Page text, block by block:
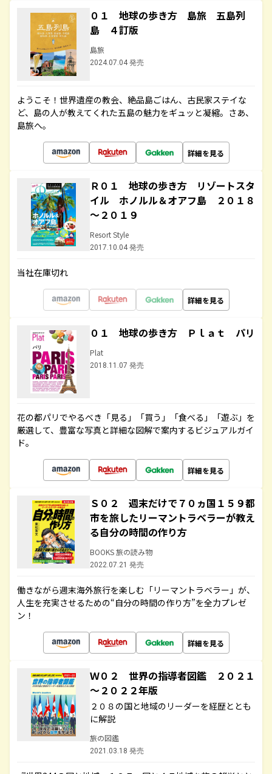
０１ 地球の歩き方 島旅 五島列
島 ４訂版
島旅
2024.07.04 発売
ようこそ！世界遺産の教会、絶品島ごはん、古民家ステイな
ど、島の人が教えてくれた五島の魅力をギュッと凝縮。さあ、
島旅へ。
詳細を見る
Ｒ０１ 地球の歩き方 リゾートスタ
イル ホノルル＆オアフ島 ２０１８
～２０１９
Resort Style
2017.10.04 発売
当社在庫切れ
詳細を見る
０１ 地球の歩き方 Ｐｌａｔ パリ
Plat
2018.11.07 発売
花の都パリでやるべき「見る」「買う」「食べる」「遊ぶ」を
厳選して、豊富な写真と詳細な図解で案内するビジュアルガイ
ド。
詳細を見る
Ｓ０２ 週末だけで７０ヵ国１５９都
市を旅したリーマントラベラーが教え
る自分の時間の作り方
BOOKS 旅の読み物
2022.07.21 発売
働きながら週末海外旅行を楽しむ「リーマントラベラー」が、
人生を充実させるための“自分の時間の作り方”を全力プレゼ
ン！
詳細を見る
Ｗ０２ 世界の指導者図鑑 ２０２１
～２０２２年版
２０８の国と地域のリーダーを経歴ととも
に解説
旅の図鑑
2021.03.18 発売